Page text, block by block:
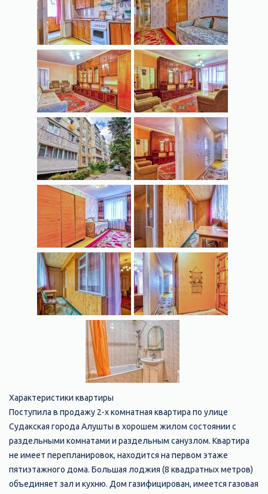
Характеристики квартиры
Поступила в продажу 2-х комнатная квартира по улице
Судакская города Алушты в хорошем жилом состоянии с
раздельными комнатами и раздельным санузлом. Квартира
не имеет перепланировок, находится на первом этаже
пятиэтажного дома. Большая лоджия (8 квадратных метров)
объединяет зал и кухню. Дом газифицирован, имеется газовая